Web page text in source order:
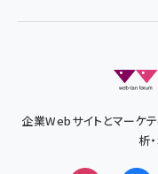
企業Webサイトとマーケ
析